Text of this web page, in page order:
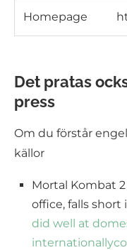
Homepage
Det pratas
press
Om du förstår
källor
Mortal Kombat
office, falls
did well at
internationally